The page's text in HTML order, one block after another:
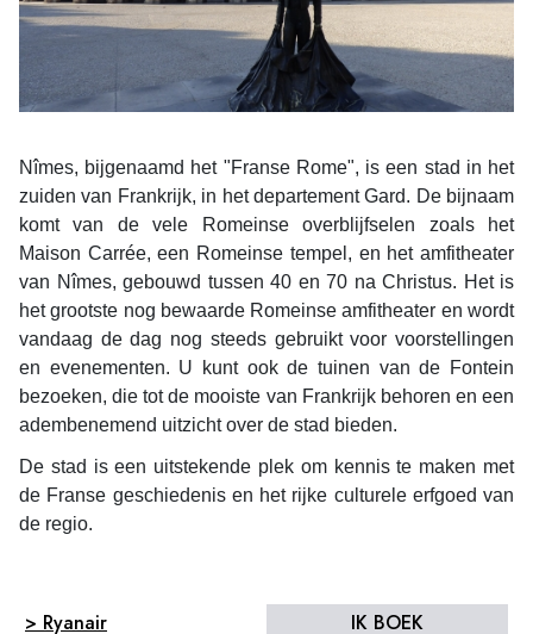
Nîmes, bijgenaamd het "Franse Rome", is een stad in het
zuiden van Frankrijk, in het departement Gard. De bijnaam
komt van de vele Romeinse overblijfselen zoals het
Maison Carrée, een Romeinse tempel, en het amfitheater
van Nîmes, gebouwd tussen 40 en 70 na Christus. Het is
het grootste nog bewaarde Romeinse amfitheater en wordt
vandaag de dag nog steeds gebruikt voor voorstellingen
en evenementen. U kunt ook de tuinen van de Fontein
bezoeken, die tot de mooiste van Frankrijk behoren en een
adembenemend uitzicht over de stad bieden.
De stad is een uitstekende plek om kennis te maken met
de Franse geschiedenis en het rijke culturele erfgoed van
de regio.
> Ryanair IK BOEK